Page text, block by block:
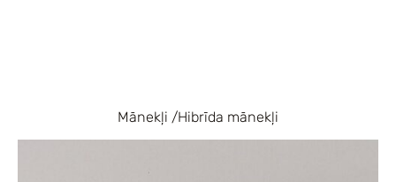
Mānekļi /Hibrīda mānekļi